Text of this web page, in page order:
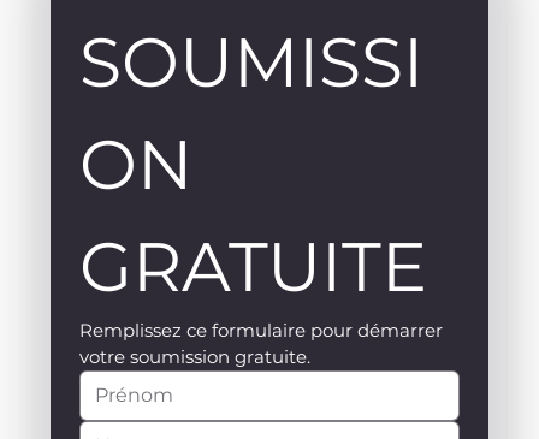
SOUMISSI
ON
GRATUITE
Remplissez ce formulaire pour démarrer
votre soumission gratuite.